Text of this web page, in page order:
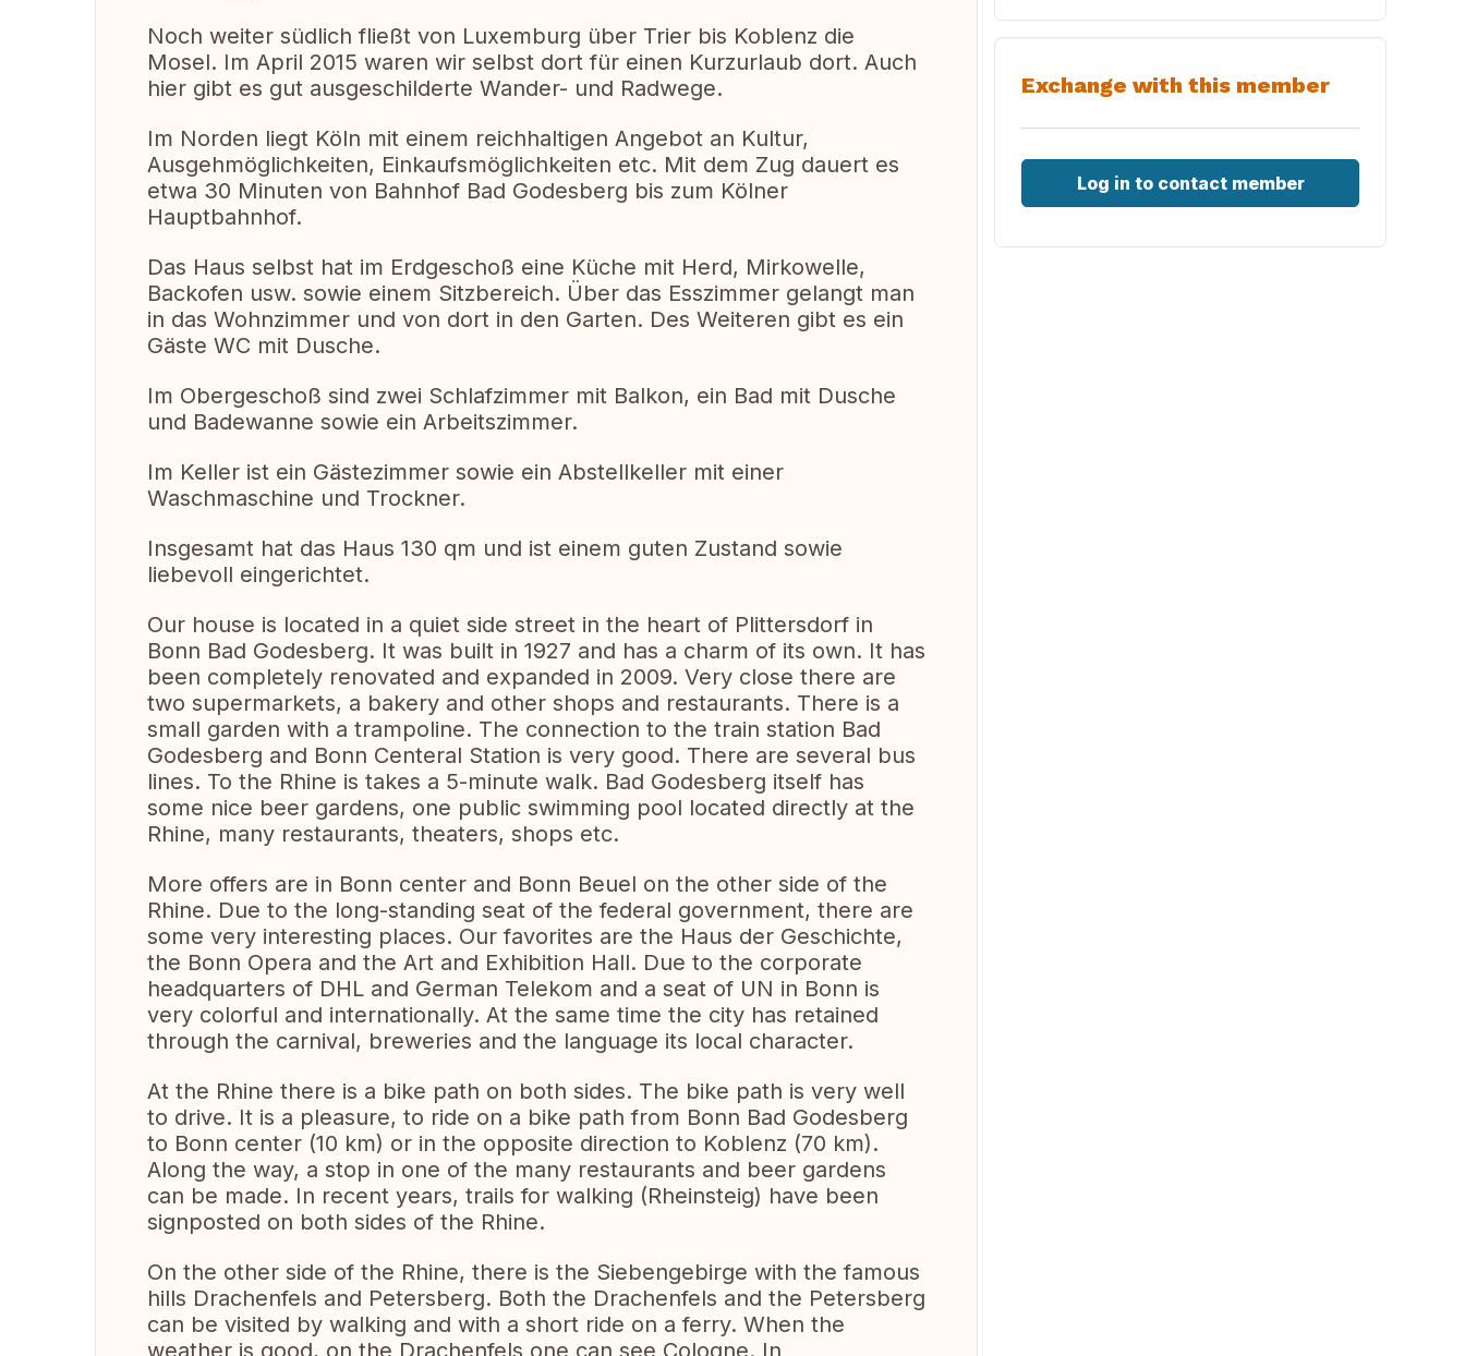
Noch weiter südlich fließt von Luxemburg über Trier bis Koblenz die
Mosel. Im April 2015 waren wir selbst dort für einen Kurzurlaub dort. Auch
hier gibt es gut ausgeschilderte Wander- und Radwege.
Im Norden liegt Köln mit einem reichhaltigen Angebot an Kultur,
Ausgehmöglichkeiten, Einkaufsmöglichkeiten etc. Mit dem Zug dauert es
etwa 30 Minuten von Bahnhof Bad Godesberg bis zum Kölner
Hauptbahnhof.
Das Haus selbst hat im Erdgeschoß eine Küche mit Herd, Mirkowelle,
Backofen usw. sowie einem Sitzbereich. Über das Esszimmer gelangt man
in das Wohnzimmer und von dort in den Garten. Des Weiteren gibt es ein
Gäste WC mit Dusche.
Im Obergeschoß sind zwei Schlafzimmer mit Balkon, ein Bad mit Dusche
und Badewanne sowie ein Arbeitszimmer.
Im Keller ist ein Gästezimmer sowie ein Abstellkeller mit einer
Waschmaschine und Trockner.
Insgesamt hat das Haus 130 qm und ist einem guten Zustand sowie
liebevoll eingerichtet.
Our house is located in a quiet side street in the heart of Plittersdorf in
Bonn Bad Godesberg. It was built in 1927 and has a charm of its own. It has
been completely renovated and expanded in 2009. Very close there are
two supermarkets, a bakery and other shops and restaurants. There is a
small garden with a trampoline. The connection to the train station Bad
Godesberg and Bonn Centeral Station is very good. There are several bus
lines. To the Rhine is takes a 5-minute walk. Bad Godesberg itself has
some nice beer gardens, one public swimming pool located directly at the
Rhine, many restaurants, theaters, shops etc.
More offers are in Bonn center and Bonn Beuel on the other side of the
Rhine. Due to the long-standing seat of the federal government, there are
some very interesting places. Our favorites are the Haus der Geschichte,
the Bonn Opera and the Art and Exhibition Hall. Due to the corporate
headquarters of DHL and German Telekom and a seat of UN in Bonn is
very colorful and internationally. At the same time the city has retained
through the carnival, breweries and the language its local character.
At the Rhine there is a bike path on both sides. The bike path is very well
to drive. It is a pleasure, to ride on a bike path from Bonn Bad Godesberg
to Bonn center (10 km) or in the opposite direction to Koblenz (70 km).
Along the way, a stop in one of the many restaurants and beer gardens
can be made. In recent years, trails for walking (Rheinsteig) have been
signposted on both sides of the Rhine.
On the other side of the Rhine, there is the Siebengebirge with the famous
hills Drachenfels and Petersberg. Both the Drachenfels and the Petersberg
can be visited by walking and with a short ride on a ferry. When the
weather is good, on the Drachenfels one can see Cologne. In
Exchange with this member
Log in to contact member